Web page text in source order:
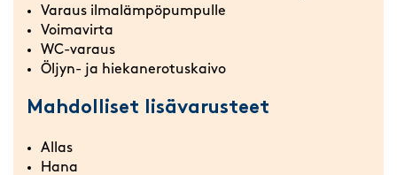
Varaus ilmalämpöpumpulle
Voimavirta
WC-varaus
Öljyn- ja hiekanerotuskaivo
Mahdolliset lisävarusteet
Allas
Hana